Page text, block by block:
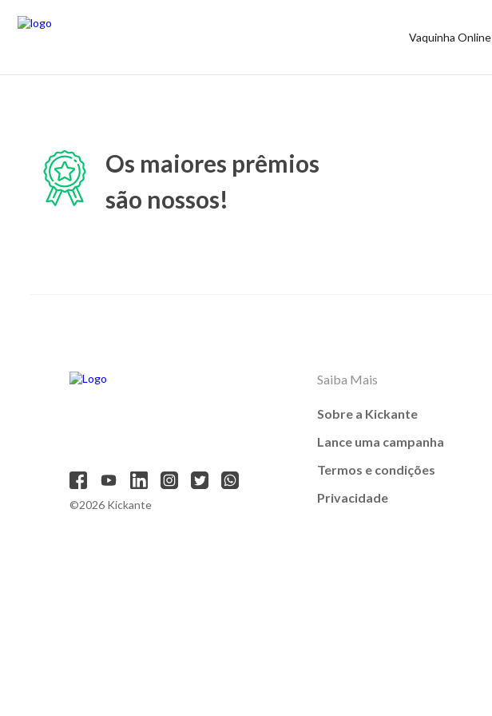
Vaquinha Online
Os maiores prêmios
são nossos!
©2026 Kickante
Saiba Mais
Sobre a Kickante
Lance uma campanha
Termos e condições
Privacidade